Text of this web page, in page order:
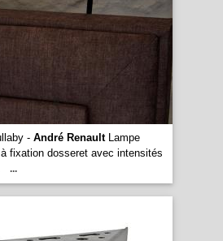
- André RenaultLampe
à fixation dosseret avec intensités
...